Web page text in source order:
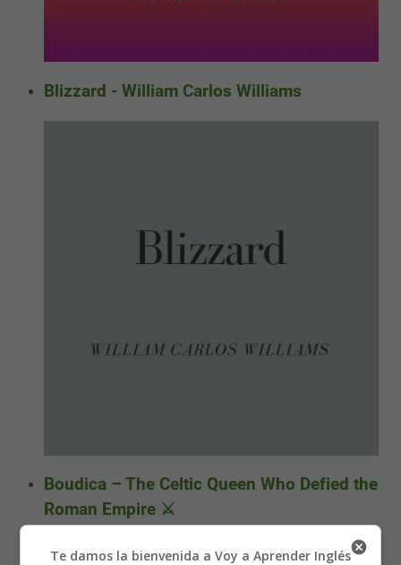
Blizzard - William Carlos Williams
Boudica – The Celtic Queen Who Defied the
Roman Empire ⚔️
Te damos la bienvenida a Voy a Aprender Inglés